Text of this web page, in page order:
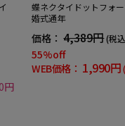
円
蝶ネクタイドットフォ
婚式通年
価格： 4,389円(税
55%off
WEB価格： 1,990円